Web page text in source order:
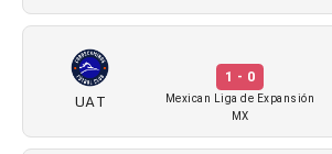
UAT
1 - 0
Mexican Liga de Expansión
MX